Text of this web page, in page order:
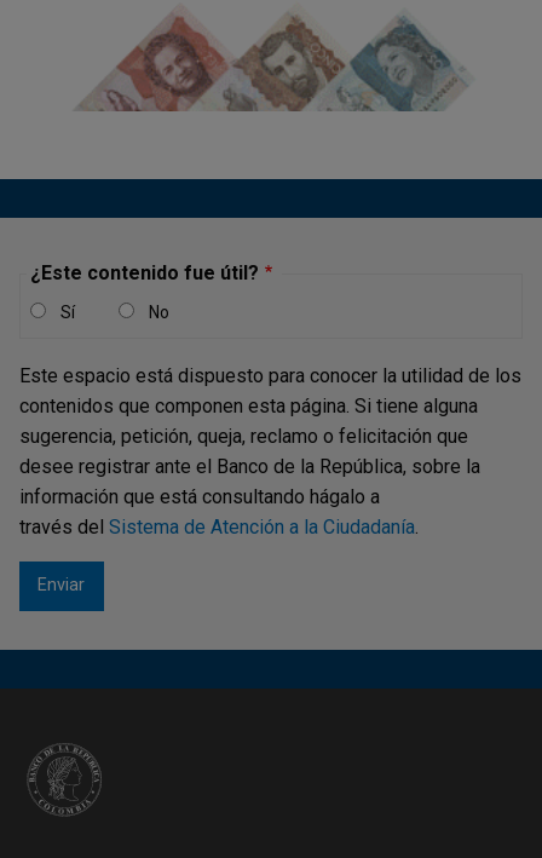
Recibir billetes de alta (deteriorados o
aptos) y cambiarlos por billetes de baja
Recibir billetes de alta denominación en cualquier
estado (aptos o deteriorados: 100.000 pesos, 50.000
cambio el valor equivalente en billetes aptos de baja
denominación (2.000 pesos y 5.000 pesos).
¿Este contenido fue útil?
Sí No
Este espacio está dispuesto para conocer la utilidad de los
contenidos que componen esta página. Si tiene alguna
sugerencia, petición, queja, reclamo o felicitación que
desee registrar ante el Banco de la República, sobre la
información que está consultando hágalo a
través del Sistema de Atención a la Ciudadanía.